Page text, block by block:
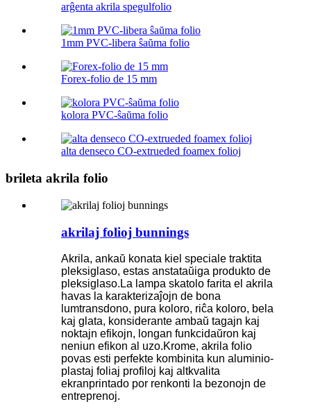
arĝenta akrila spegulfolio
1mm PVC-libera ŝaŭma folio
Forex-folio de 15 mm
kolora PVC-ŝaŭma folio
alta denseco CO-extrueded foamex folioj
brileta akrila folio
akrilaj folioj bunnings
Akrila, ankaŭ konata kiel speciale traktita
pleksiglaso, estas anstataŭiga produkto de
pleksiglaso.La lampa skatolo farita el akrila
havas la karakterizaĵojn de bona
lumtransdono, pura koloro, riĉa koloro, bela
kaj glata, konsiderante ambaŭ tagajn kaj
noktajn efikojn, longan funkcidaŭron kaj
neniun efikon al uzo.Krome, akrila folio
povas esti perfekte kombinita kun aluminio-
plastaj foliaj profiloj kaj altkvalita
ekranprintado por renkonti la bezonojn de
entreprenoj.